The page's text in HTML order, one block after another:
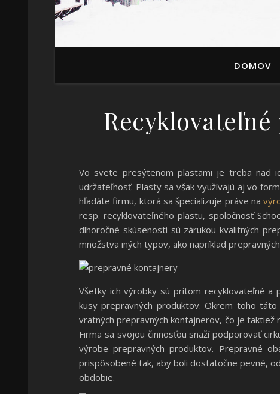
DOMOV
Vo svete presýtenom plastami je treba nad
udržateľnosť. Plasty sa však využívajú aj vo
hľadáte firmu, ktorá sa špecializuje práve na
resp. recyklovateľného plastu, spoločnosť
dlhoročné skúsenosti sú zárukou kvalitných
množstva iných typov, ako napríklad
Všetky ich výrobky sú pritom recyklovateľné
kusy prepravných produktov. Okrem toho
vratných prepravných kontajnerov, čo je
Firma sa svojou činnosťou snaží podporovať
výrobe prepravných produktov. Prepravné
prispôsobené tak, aby boli dostatočne pevné,
obdobie.